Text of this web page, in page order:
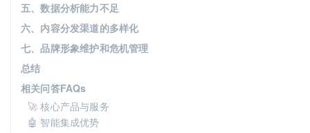
五、数据分析能力不足
六、内容分发渠道的多样化
七、品牌形象维护和危机管理
总结
相关问答FAQs
🚀 核心产品与服务
🤖 智能集成优势